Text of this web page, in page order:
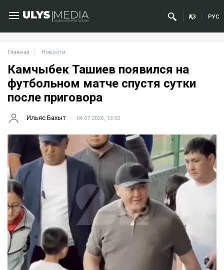
ҚАЗ РУС
Главная Новости
Камчыбек Ташиев появился на
футбольном матче спустя сутки
после приговора
Ильяс Бахыт 04.07.2026, 13:52